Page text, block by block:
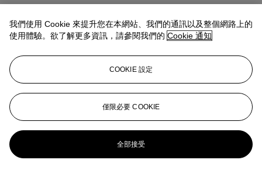
我們使用 Cookie 來提升您在本網站、我們的通訊以及整個網路上的
使用體驗。欲了解更多資訊，請參閱我們的 Cookie 通知
COOKIE 設定
僅限必要 COOKIE
全部接受